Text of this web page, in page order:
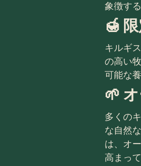
象徴す
🍯
キルギ
の高い
可能な
🌱
多くの
な自然
は、オ
高まっ